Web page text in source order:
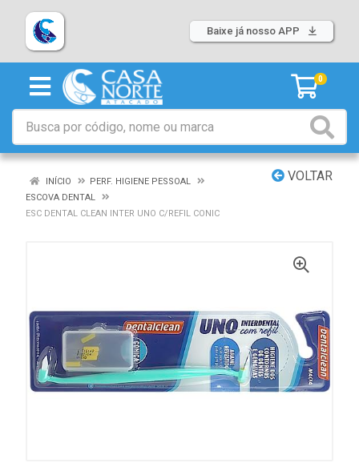
Baixe já nosso APP
0
VOLTAR
INÍCIO
PERF. HIGIENE PESSOAL
ESCOVA DENTAL
ESC DENTAL CLEAN INTER UNO C/REFIL CONIC